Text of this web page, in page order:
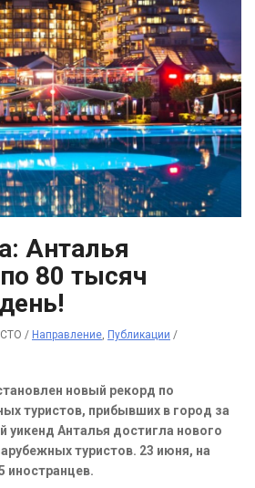
Анталья
80 тысяч
/ Направление, Публикации /
новый рекорд по
туристов, прибывших в город за
уикенд Анталья достигла нового
туристов. 23 июня, на
иностранцев.